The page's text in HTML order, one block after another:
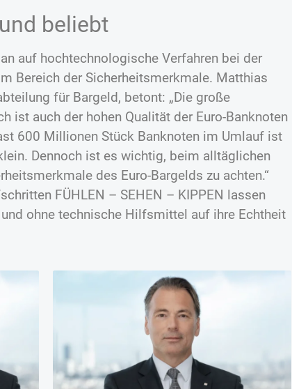
beliebt
auf hochtechnologische Verfahren bei der
Bereich der Sicherheitsmerkmale. Matthias
für Bargeld, betont: „Die große
ist auch der hohen Qualität der Euro-Banknoten
600 Millionen Stück Banknoten im Umlauf ist
Dennoch ist es wichtig, beim alltäglichen
des Euro-Bargelds zu achten.“
FÜHLEN – SEHEN – KIPPEN lassen
ohne technische Hilfsmittel auf ihre Echtheit